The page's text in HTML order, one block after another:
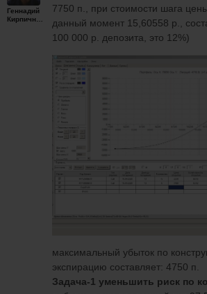
Геннадий
7750 п., при стоимости шага
данный момент 15,60558 р.,
100 000 р. депозита, это 12%)
максимальный убыток по
экспирацию составляет: 4750 п.
Задача-1 уменьшить риск по